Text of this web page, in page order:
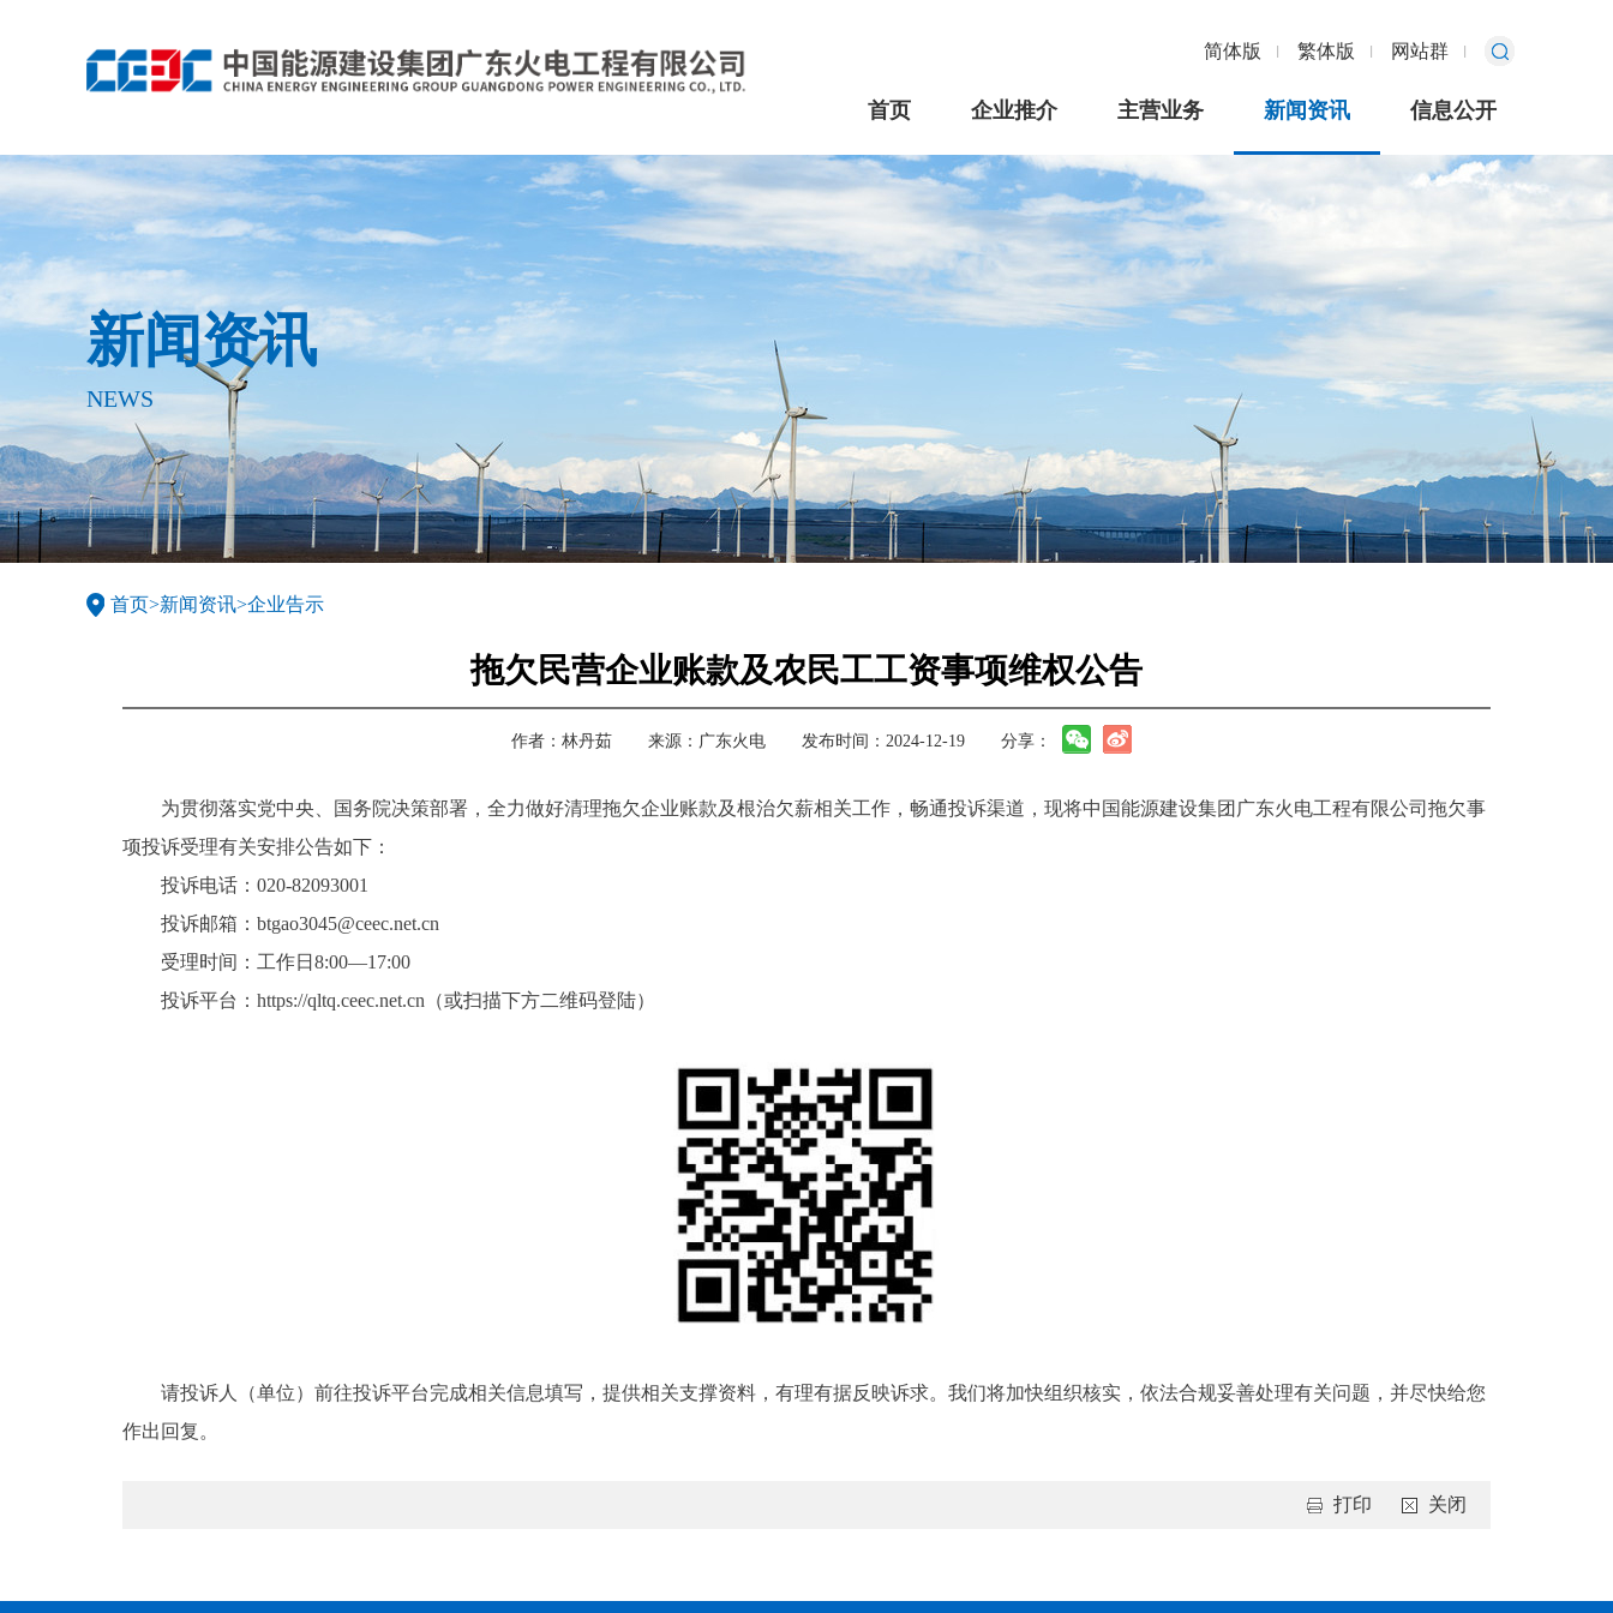
简体版 繁体版 网站群
首页 企业推介 主营业务 新闻资讯 信息公开
新闻资讯
NEWS
首页>新闻资讯>企业告示
拖欠民营企业账款及农民工工资事项维权公告
作者： 林丹茹 来源： 广东火电 发布时间：2024-12-19 分享：
为贯彻落实党中央、国务院决策部署，全力做好清理拖欠企业账款及根治欠薪相关工作，畅通投诉渠道，现将中国能源建设集团 广东火电工程有限公司 拖欠事
项投诉受理有关安排公告如下：
投诉电话： 020-82093001
投诉邮箱： btgao3045@ceec.net.cn
受理时间：工作日 8:00—17:00
投诉平台： https://qltq.ceec.net.cn（或扫描下方二维码登陆）
请投诉人（单位）前往投诉平台完成相关信息填写，提供相关支撑资料，有理有据反映诉求。我们将加快组织核实，依法合规妥善处理有关问题，并尽快给您
作出回复。
关闭
打印